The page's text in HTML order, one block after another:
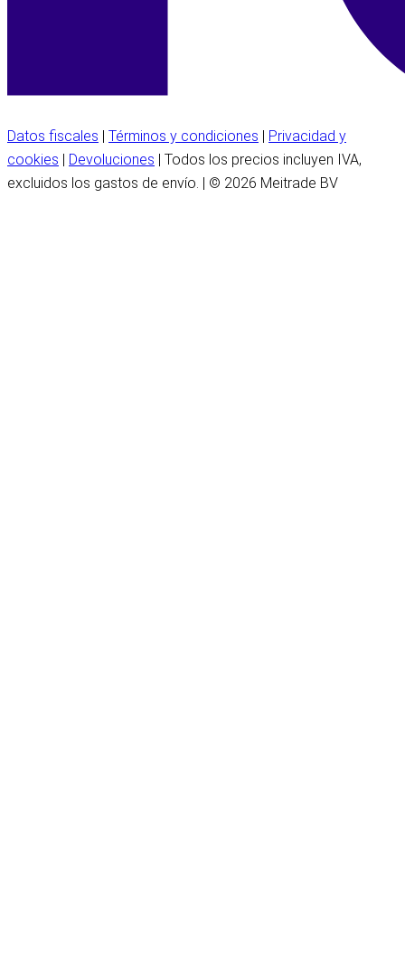
Datos fiscales Términos y condiciones
Privacidad y
cookies
Devoluciones | Todos los precios incluyen IVA,
excluidos los gastos de envío. | © 2026 Meitrade BV